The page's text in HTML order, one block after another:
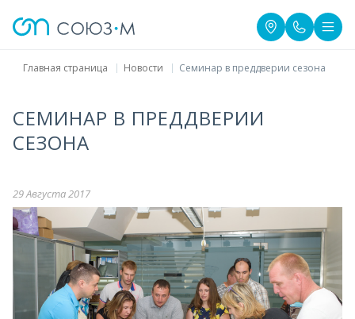
Главная страница Новости Семинар в преддверии сезона
СЕМИНАР В ПРЕДДВЕРИИ
СЕЗОНА
29 Августа 2017